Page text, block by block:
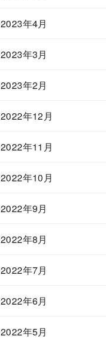
2023年4月
2023年3月
2023年2月
2022年12月
2022年11月
2022年10月
2022年9月
2022年8月
2022年7月
2022年6月
2022年5月